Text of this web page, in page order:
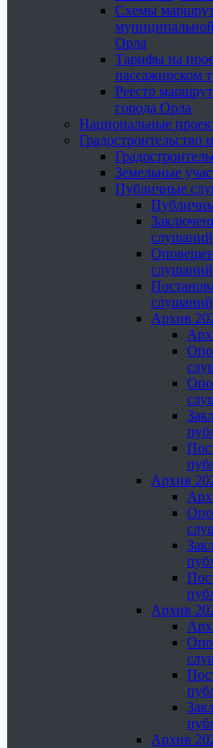
Схемы
Орла
Тарифы на
пассажирском
Реестр
города Орла
Национальные
Градостроительство
Земельные
Публичные
Архив
Архив
Архив
Архив